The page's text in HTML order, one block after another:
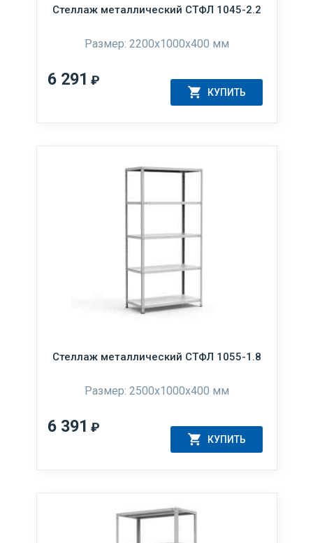
Стеллаж металлический СТФЛ 1045-2.2
Размер: 2200х1000х400 мм
6 291 ₽
КУПИТЬ
Стеллаж металлический СТФЛ 1055-1.8
Размер: 2500х1000х400 мм
6 391 ₽
КУПИТЬ